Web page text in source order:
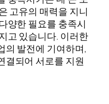
고유의 매력을 지니
양한 필요를 충족시
고 있습니다. 이러한
의 발전에 기여하며,
결되어 서로를 지원